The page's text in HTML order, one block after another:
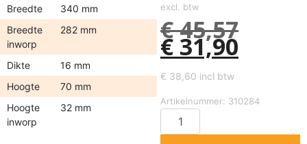
Breedte
340 mm
Breedte
inworp
282 mm
Dikte
16 mm
Hoogte
70 mm
Hoogte
inworp
32 mm
excl. btw
€45,57
€ 31,90
€ 38,60 incl btw
Artikelnummer: 310284